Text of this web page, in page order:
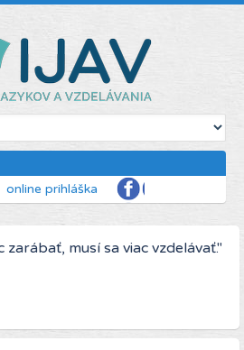
online prihláška
musí sa viac vzdelávať."